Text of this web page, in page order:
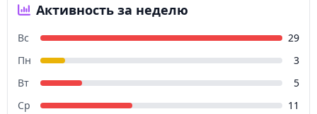
Активность за неделю
Вс
29
Пн
3
Вт
5
Ср
11